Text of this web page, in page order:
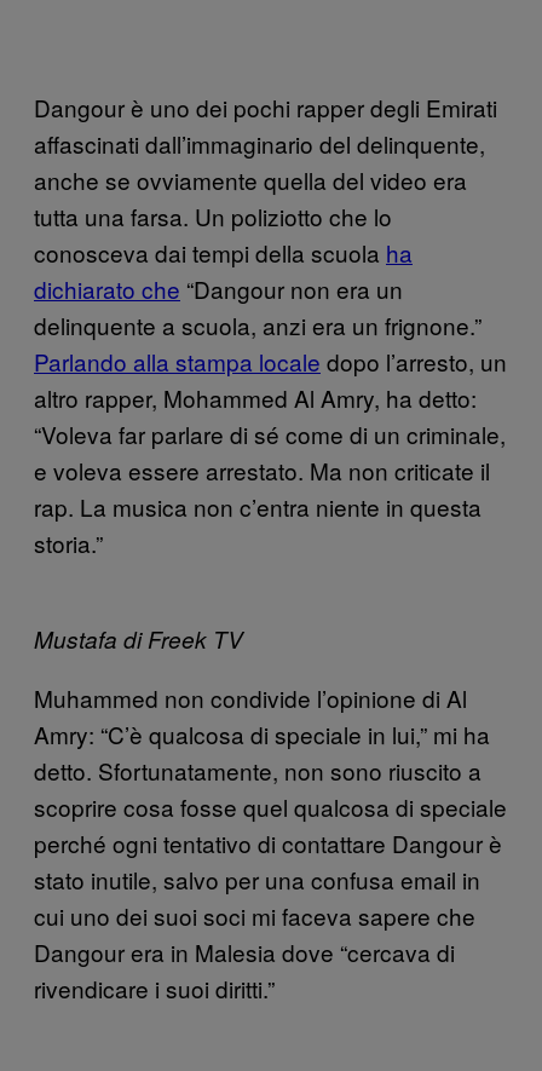
Dangour è uno dei pochi rapper degli Emirati
affascinati dall’immaginario del delinquente,
anche se ovviamente quella del video era
tutta una farsa. Un poliziotto che lo
conosceva dai tempi della scuola ha
dichiarato che “Dangour non era un
delinquente a scuola, anzi era un frignone.”
Parlando alla stampa locale dopo l’arresto, un
altro rapper, Mohammed Al Amry, ha detto:
“Voleva far parlare di sé come di un criminale,
e voleva essere arrestato. Ma non criticate il
rap. La musica non c’entra niente in questa
storia.”
Mustafa di Freek TV
Muhammed non condivide l’opinione di Al
Amry: “C’è qualcosa di speciale in lui,” mi ha
detto. Sfortunatamente, non sono riuscito a
scoprire cosa fosse quel qualcosa di speciale
perché ogni tentativo di contattare Dangour è
stato inutile, salvo per una confusa email in
cui uno dei suoi soci mi faceva sapere che
Dangour era in Malesia dove “cercava di
rivendicare i suoi diritti.”